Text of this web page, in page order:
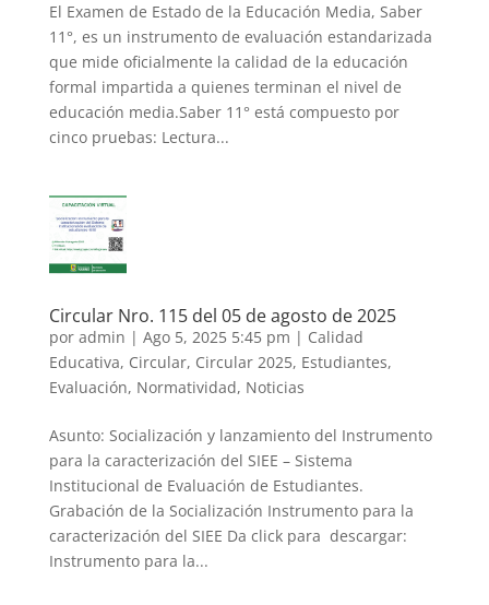
El Examen de Estado de la Educación Media, Saber
11°, es un instrumento de evaluación estandarizada
que mide oficialmente la calidad de la educación
formal impartida a quienes terminan el nivel de
educación media.Saber 11° está compuesto por
cinco pruebas: Lectura...
Circular Nro. 115 del 05 de agosto de 2025
por admin | Ago 5, 2025 5:45 pm | Calidad
Educativa, Circular, Circular 2025, Estudiantes,
Evaluación, Normatividad, Noticias
Asunto: Socialización y lanzamiento del Instrumento
para la caracterización del SIEE – Sistema
Institucional de Evaluación de Estudiantes.
Grabación de la Socialización Instrumento para la
caracterización del SIEE Da click para descargar:
Instrumento para la...